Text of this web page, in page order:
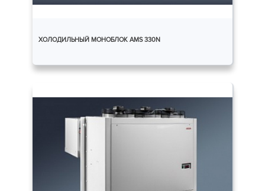
ХОЛОДИЛЬНЫЙ МОНОБЛОК AMS 330N